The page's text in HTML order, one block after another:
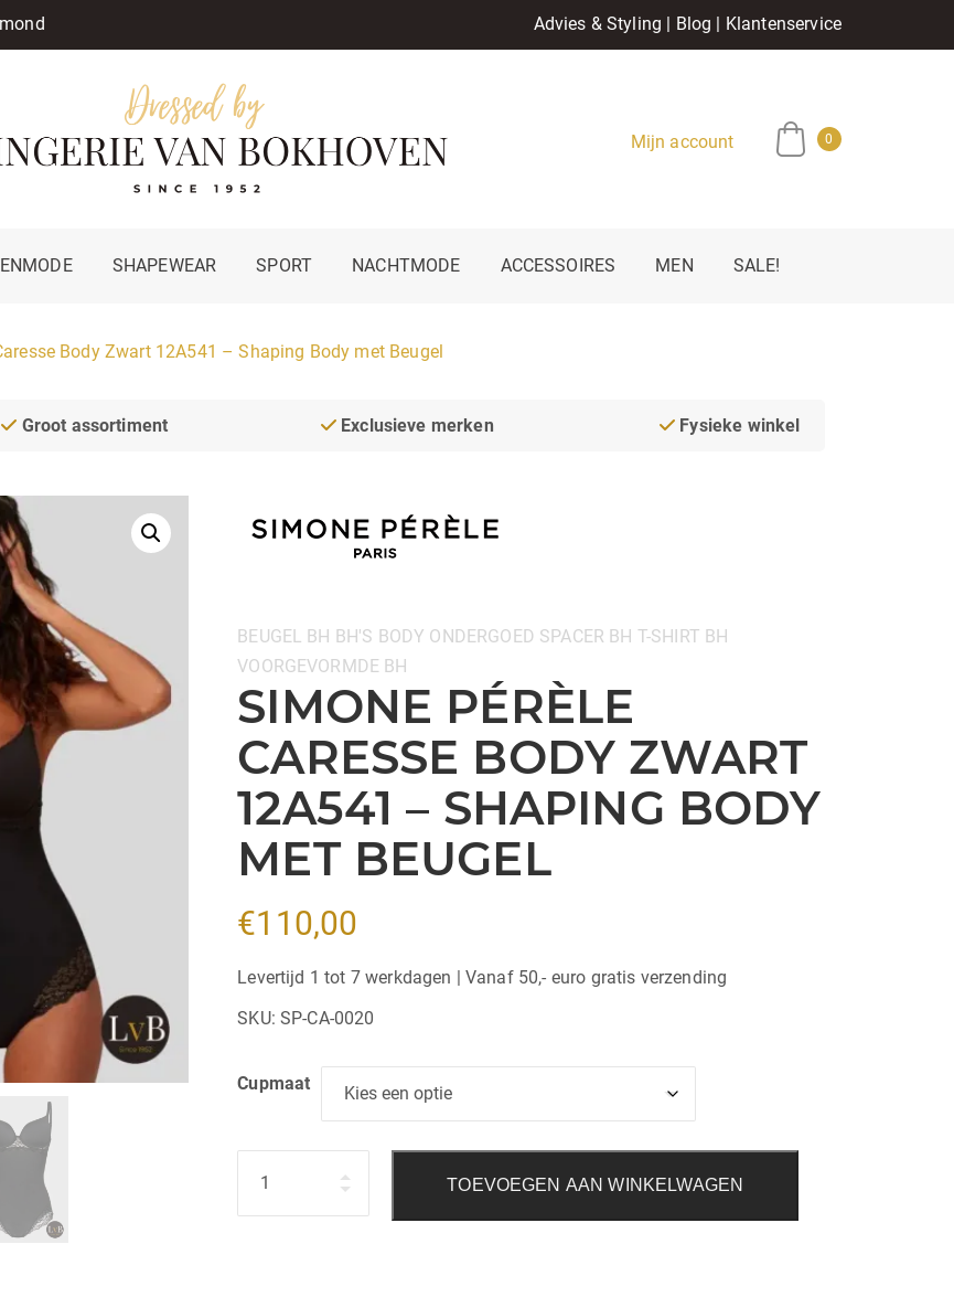
Advies & Styling | Blog | Klantenservice
Mijn account 0
SHAPEWEAR SPORT NACHTMODE ACCESSOIRES MEN SALE!
Body Zwart 12A541 – Shaping Body met Beugel
Groot assortiment Exclusieve merken Fysieke winkel
Categorieën:
BEUGEL BH BH'S BODY ONDERGOED SPACER BH T-SHIRT BH
VOORGEVORMDE BH
SIMONE PÉRÈLE
CARESSE BODY ZWART
12A541 – SHAPING BODY
MET BEUGEL
€110,00
Levertijd 1 tot 7 werkdagen | Vanaf 50,- euro gratis verzending
SKU:SP-CA-0020
Cupmaat
TOEVOEGEN AAN WINKELWAGEN